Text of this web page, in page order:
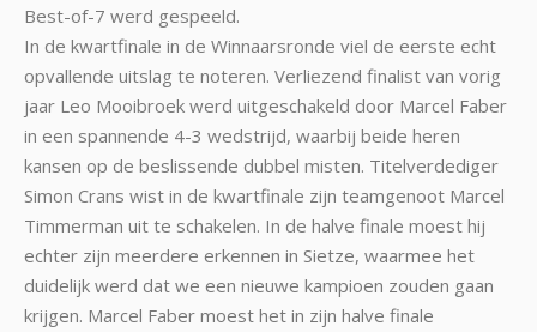
Best-of-7 werd gespeeld.
In de kwartfinale in de Winnaarsronde viel de eerste echt
opvallende uitslag te noteren. Verliezend finalist van vorig
jaar Leo Mooibroek werd uitgeschakeld door Marcel Faber
in een spannende 4-3 wedstrijd, waarbij beide heren
kansen op de beslissende dubbel misten. Titelverdediger
Simon Crans wist in de kwartfinale zijn teamgenoot Marcel
Timmerman uit te schakelen. In de halve finale moest hij
echter zijn meerdere erkennen in Sietze, waarmee het
duidelijk werd dat we een nieuwe kampioen zouden gaan
krijgen. Marcel Faber moest het in zijn halve finale